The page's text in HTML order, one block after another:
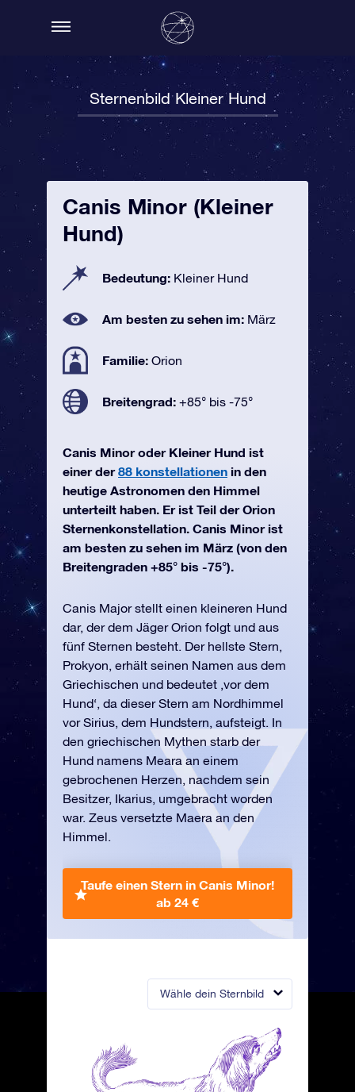
Sternenbild Kleiner Hund
Wähle dein Sternbild
Canis Minor (Kleiner
Hund)
Bedeutung: Kleiner Hund
Am besten zu sehen im: März
Familie: Orion
Breitengrad: +85° bis -75°
Canis Minor oder Kleiner Hund ist
einer der88 konstellationen in den
heutige Astronomen den Himmel
unterteilt haben. Er ist Teil der Orion
Sternenkonstellation. Canis Minor ist
am besten zu sehen im März (von den
Breitengraden +85° bis -75°).
Canis Major stellt einen kleineren Hund
dar, der dem Jäger Orion folgt und aus
fünf Sternen besteht. Der hellste Stern,
Prokyon, erhält seinen Namen aus dem
Griechischen und bedeutet ‚vor dem
Hund‘, da dieser Stern am Nordhimmel
vor Sirius, dem Hundstern, aufsteigt. In
den griechischen Mythen starb der
Hund namens Meara an einem
gebrochenen Herzen, nachdem sein
Besitzer, Ikarius, umgebracht worden
war. Zeus versetzte Maera an den
Himmel.
Taufe einen Stern in Canis Minor!
ab 24 €